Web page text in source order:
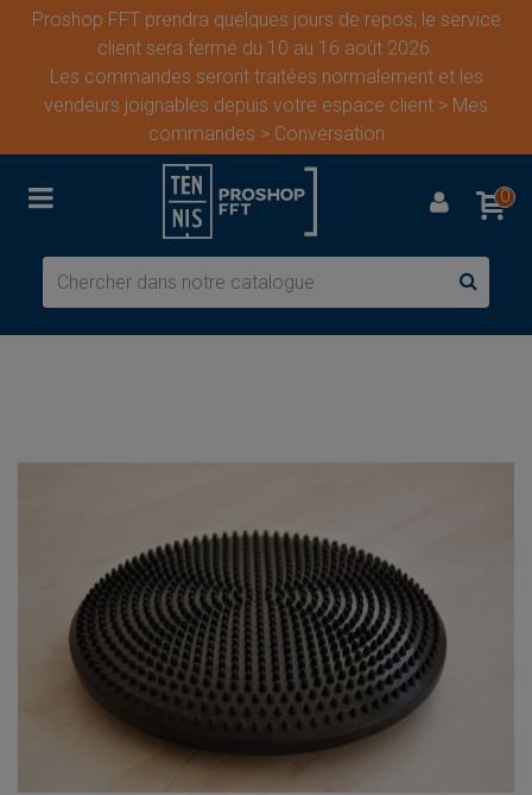
Proshop FFT prendra quelques jours de repos, le service
client sera fermé du 10 au 16 août 2026.
Les commandes seront traitées normalement et les
vendeurs joignables depuis votre espace client > Mes
commandes > Conversation
0